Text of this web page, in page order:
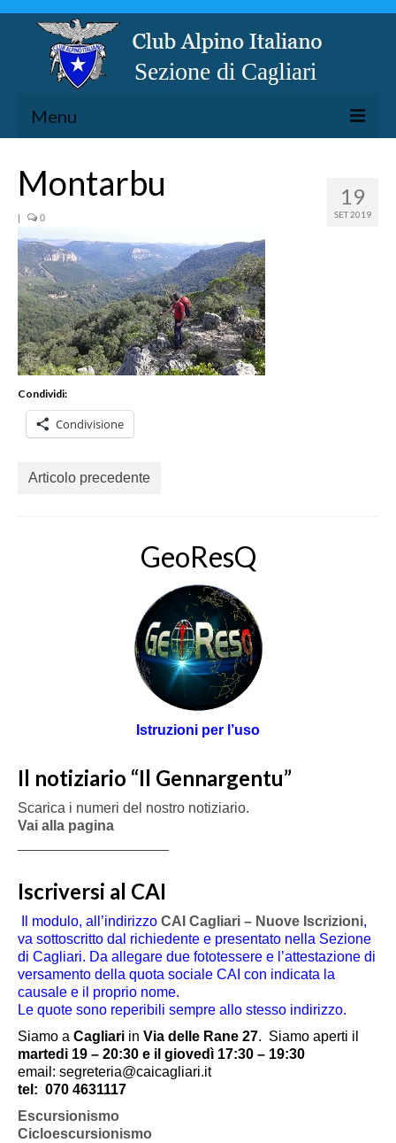
Menu
ESCURSIONISMO
SPELEOLOGIA
ARRAMPICATA
CICLOESCURSIONISMO
TORRENTISMO
19
SET 2019
Montarbu
| 0
Condividi:
Condivisione
Articolo precedente
GeoResQ
Istruzioni per l’uso
Il notiziario “Il Gennargentu”
Scarica i numeri del nostro notiziario.
Vai alla pagina
Iscriversi al CAI
Il modulo, all’indirizzo CAI Cagliari – Nuove Iscrizioni,
va sottoscritto dal richiedente e presentato nella Sezione
di Cagliari. Da allegare due fototessere e l’attestazione di
versamento della quota sociale CAI con indicata la
causale e il proprio nome.
Le quote sono reperibili sempre allo stesso indirizzo.
Siamo a Cagliari in Via delle Rane 27. Siamo aperti il
martedi 19 – 20:30 e il giovedì 17:30 – 19:30
email: segreteria@caicagliari.it
tel: 070 4631117
Escursionismo
Cicloescursionismo